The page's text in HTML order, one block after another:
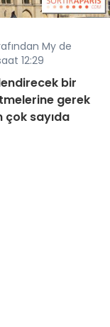
My de
12:29
bir
gerek
çok sayıda